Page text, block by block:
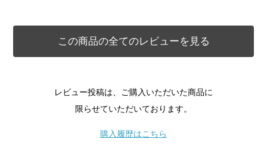
この商品の全てのレビューを見る
レビュー投稿は、ご購入いただいた商品に
限らせていただいております。
購入履歴はこちら